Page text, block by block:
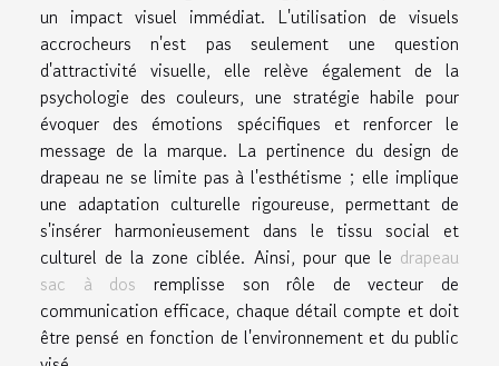
un impact visuel immédiat. L'utilisation de visuels
accrocheurs n'est pas seulement une question
d'attractivité visuelle, elle relève également de la
psychologie des couleurs, une stratégie habile pour
évoquer des émotions spécifiques et renforcer le
message de la marque. La pertinence du design de
drapeau ne se limite pas à l'esthétisme ; elle implique
une adaptation culturelle rigoureuse, permettant de
s'insérer harmonieusement dans le tissu social et
culturel de la zone ciblée. Ainsi, pour que le drapeau
sac à dos remplisse son rôle de vecteur de
communication efficace, chaque détail compte et doit
être pensé en fonction de l'environnement et du public